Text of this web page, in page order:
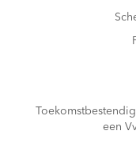
een